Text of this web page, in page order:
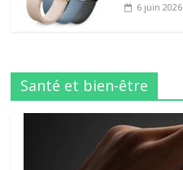
6 juin 2026
Santé et bien-être